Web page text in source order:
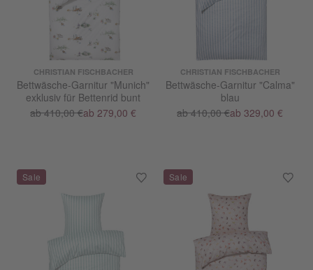
CHRISTIAN FISCHBACHER
Bettwäsche-Garnitur "Munich"
exklusiv für Bettenrid bunt
ab 410,00 €ab 279,00 €
CHRISTIAN FISCHBACHER
Bettwäsche-Garnitur "Calma"
blau
ab 410,00 €ab 329,00 €